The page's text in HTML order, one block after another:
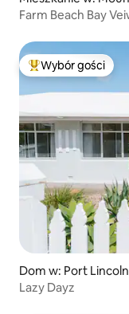
Farm Beach Bay
Najpopularniejsze
Wybór gości
Dom w: Port Lincoln
Lazy Dayz